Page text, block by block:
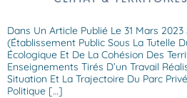
Dans Un Article Publié Le 31 Mars
(établissement Public Sous La Tutelle
Écologique Et De La Cohésion Des
Enseignements Tirés D’un Travail
Situation Et La Trajectoire Du Parc
Politique […]